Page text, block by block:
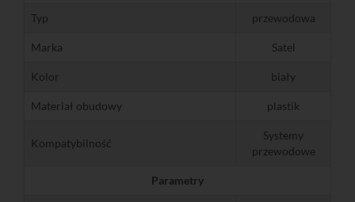
Typ przewodowa
Marka Satel
Kolor biały
Materiał obudowy plastik
Kompatybilność
Systemy
przewodowe
Parametry